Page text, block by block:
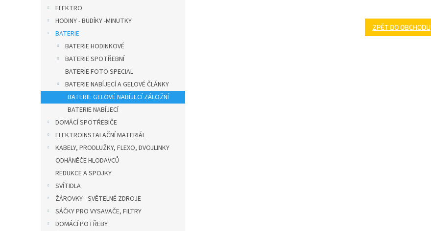
l
ELEKTRO
HODINY - BUDÍKY -MINUTKY
BATERIE
BATERIE HODINKOVÉ
BATERIE SPOTŘEBNÍ
BATERIE FOTO SPECIAL
BATERIE NABÍJECÍ A GELOVÉ ČLÁNKY
BATERIE GELOVÉ NABÍJECÍ ZÁLOŽNÍ
BATERIE NABÍJECÍ
DOMÁCÍ SPOTŘEBIČE
ELEKTROINSTALAČNÍ MATERIÁL
KABELY, PRODLUŽKY, FLEXO, DVOJLINKY
ODHÁNĚČE HLODAVCŮ
REDUKCE A SPOJKY
SVÍTIDLA
ŽÁROVKY - SVĚTELNÉ ZDROJE
SÁČKY PRO VYSAVAČE, FILTRY
DOMÁCÍ POTŘEBY
ZPĚT DO OBCHODU